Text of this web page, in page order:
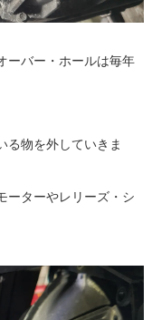
ーバー・ホールは毎年
る物を外していきま
ーターやレリーズ・シ